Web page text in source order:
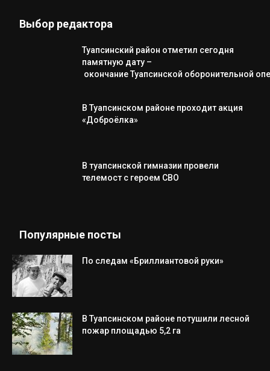
Выбор редактора
Туапсинский район отметил сегодня
памятную дату –
окончание Туапсинской оборонительной
В Туапсинском районе проходит акция
«Доброёлка»
В туапсинской гимназии провели
телемост с героем СВО
Популярные посты
По следам «Бриллиантовой руки»
В Туапсинском районе потушили лесной
пожар площадью 5,2 га